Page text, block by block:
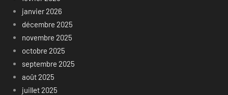
janvier 2026
décembre 2025
novembre 2025
octobre 2025
septembre 2025
août 2025
juillet 2025